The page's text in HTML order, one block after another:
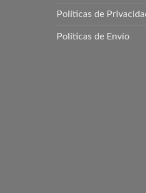
Políticas de
Políticas de Envío